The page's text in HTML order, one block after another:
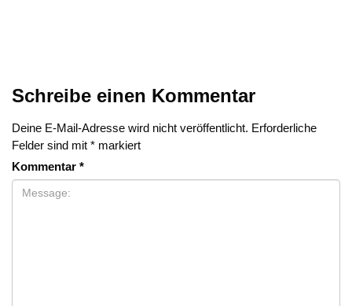
Schreibe einen Kommentar
Deine E-Mail-Adresse wird nicht veröffentlicht. Erforderliche
Felder sind mit * markiert
Kommentar *